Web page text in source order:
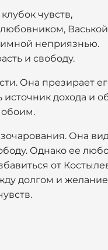
чувств,
Васькой
неприязнью.
и свободу.
Она презирает
дохода и
обоим.
Она
Однако ее
от
долгом и